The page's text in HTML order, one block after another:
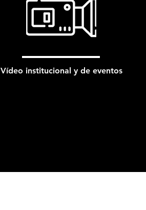
Vídeo institucional y de eventos